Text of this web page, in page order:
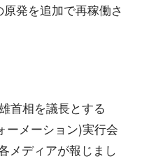
発を追加で再稼働さ
首相を議長とする
ーメーション)実行会
メディアが報じまし